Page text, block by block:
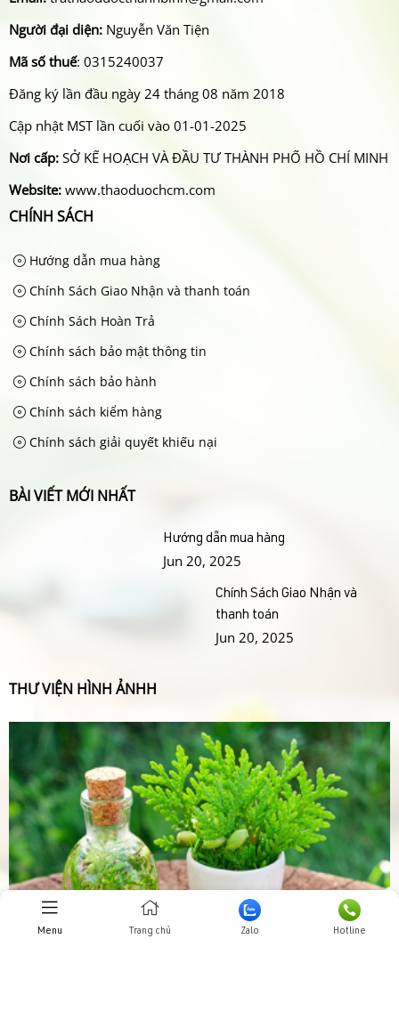
Người đại diện: Nguyễn Văn Tiện
Mã số thuế: 0315240037
Đăng ký lần đầu ngày 24 tháng 08 năm 2018
Cập nhật MST lần cuối vào 01-01-2025
Nơi cấp: SỞ KẾ HOẠCH VÀ ĐẦU TƯ THÀNH PHỐ HỒ CHÍ MINH
Website: www.thaoduochcm.com
CHÍNH SÁCH
Hướng dẫn mua hàng
Chính Sách Giao Nhận và thanh toán
Chính Sách Hoàn Trả
Chính sách bảo mật thông tin
Chính sách bảo hành
Chính sách kiểm hàng
Chính sách giải quyết khiếu nại
BÀI VIẾT MỚI NHẤT
Hướng dẫn mua hàng
Jun 20, 2025
Chính Sách Giao Nhận và
thanh toán
Jun 20, 2025
THƯ VIỆN HÌNH ẢNHH
Menu Trang chủ Zalo Hotline